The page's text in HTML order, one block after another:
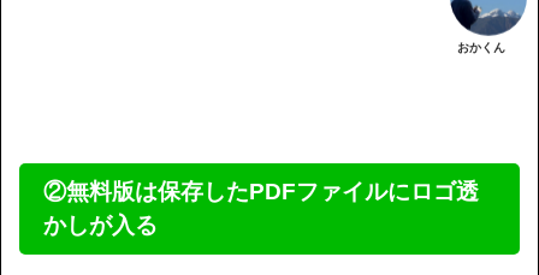
おかくん
②無料版は保存したPDFファイルにロゴ透
かしが入る